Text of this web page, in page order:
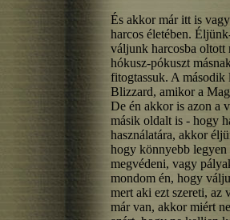
És akkor már itt is
harcos életében.
váljunk harcosba oltott
hókusz-pókuszt
fitogtassuk. A második
Blizzard, amikor a
De én akkor is azon a
másik oldalt is - hogy
használatára, akkor
hogy könnyebb legyen
megvédeni, vagy
mondom én, hogy
mert aki ezt szereti, az
már van, akkor miért